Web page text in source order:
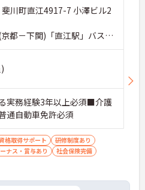
川町直江4917-7 小澤ビル2
都－下関)「直江駅」バス・
実務経験3年以上必須■介護
通自動車免許必須
格取得サポート
研修制度あり
ナス・賞与あり
社会保険完備